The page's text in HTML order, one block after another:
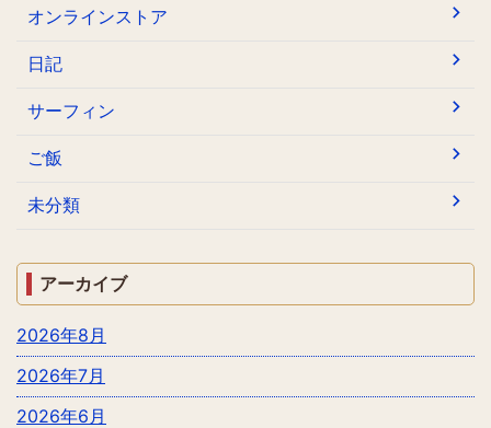
オンラインストア
日記
サーフィン
ご飯
未分類
アーカイブ
2026年8月
2026年7月
2026年6月